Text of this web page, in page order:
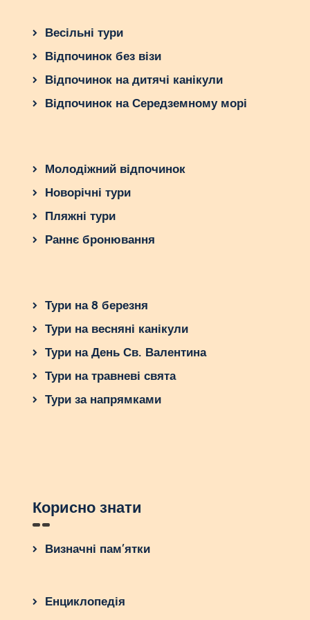
Весільні тури
Відпочинок без візи
Відпочинок на дитячі канікули
Відпочинок на Середземному морі
Молодіжний відпочинок
Новорічні тури
Пляжні тури
Раннє бронювання
Тури на 8 березня
Тури на весняні канікули
Тури на День Св. Валентина
Тури на травневі свята
Тури за напрямками
Корисно знати
Визначні пам’ятки
Енциклопедія